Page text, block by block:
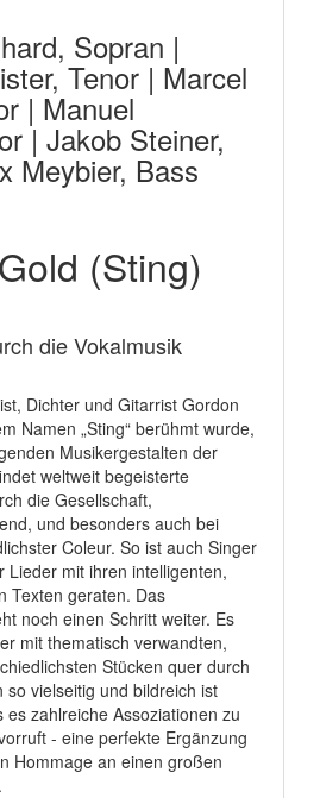
Sopran |
Tenor | Marcel
| Manuel
| Jakob Steiner,
Meybier, Bass
(Sting)
die Vokalmusik
Dichter und Gitarrist Gordon
Namen „Sting“ berühmt wurde,
Musikergestalten der
weltweit begeisterte
die Gesellschaft,
und besonders auch bei
Coleur. So ist auch Singer
Lieder mit ihren intelligenten,
Texten geraten. Das
noch einen Schritt weiter. Es
mit thematisch verwandten,
Stücken quer durch
so vielseitig und bildreich ist
es zahlreiche Assoziationen zu
- eine perfekte Ergänzung
Hommage an einen großen